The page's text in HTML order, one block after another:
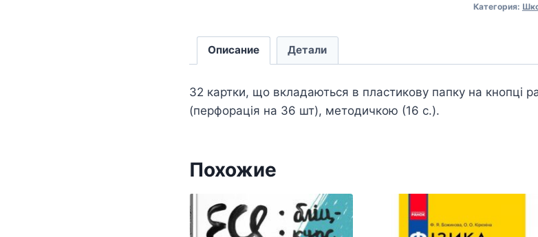
Категория:
Описание Детали
32 картки, що вкладаються в пластикову папку на кнопці
(перфорація на 36 шт), методичкою (16 с.).
Похожие